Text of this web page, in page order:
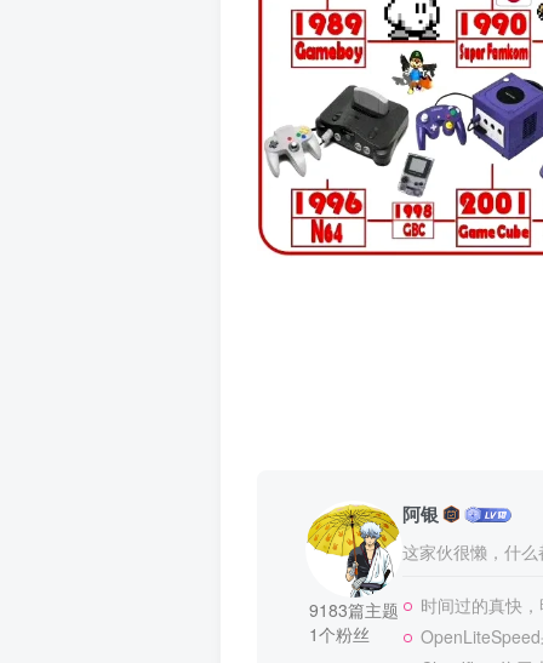
9183篇主题
1个粉丝
阿银
这家伙很懒，什
时间过的真快